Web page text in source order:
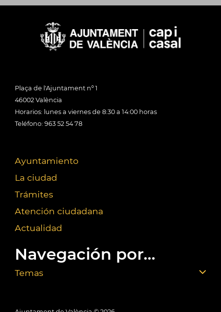
Plaça de l'Ajuntament nº 1
46002 València
Horarios: lunes a viernes de 8:30 a 14:00 horas
Teléfono: 963 52 54 78
Ayuntamiento
La ciudad
Trámites
Atención ciudadana
Actualidad
Navegación por...
Temas